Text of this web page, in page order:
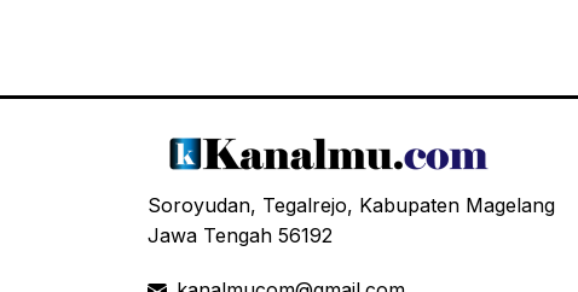
Soroyudan, Tegalrejo, Kabupaten Magelang
Jawa Tengah 56192